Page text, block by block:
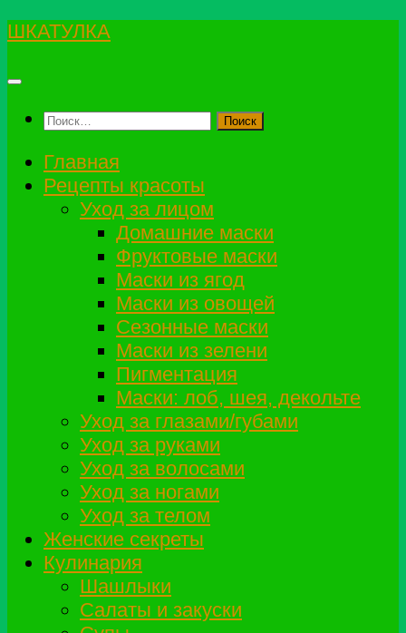
Перейти
содержимому
ШКАТУЛКА
Найти:
Главная
Рецепты красоты
Уход за лицом
Домашние маски
Фруктовые маски
Маски из ягод
Маски из овощей
Сезонные маски
Маски из зелени
Пигментация
Маски: лоб, шея, декольте
Уход за глазами/губами
Уход за руками
Уход за волосами
Уход за ногами
Уход за телом
Женские секреты
Кулинария
Шашлыки
Салаты и закуски